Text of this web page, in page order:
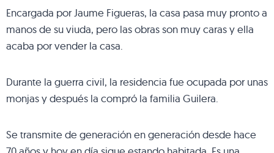
Encargada por Jaume Figueras, la casa pasa muy pronto a
manos de su viuda, pero las obras son muy caras y ella
acaba por vender la casa.
Durante la guerra civil, la residencia fue ocupada por unas
monjas y después la compró la familia Guilera.
Se transmite de generación en generación desde hace